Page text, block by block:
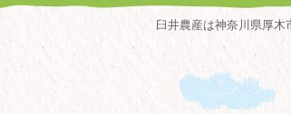
臼井農産は神奈川県厚木